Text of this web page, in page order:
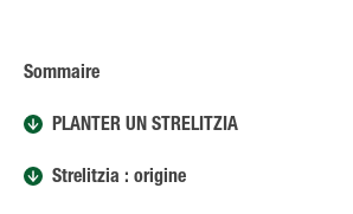
Sommaire
PLANTER UN STRELITZIA
Strelitzia : origine